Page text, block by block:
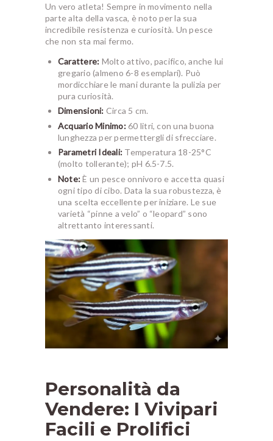
Un vero atleta! Sempre in movimento nella
parte alta della vasca, è noto per la sua
incredibile resistenza e curiosità. Un pesce
che non sta mai fermo.
Carattere: Molto attivo, pacifico, anche lui
gregario (almeno 6-8 esemplari). Può
mordicchiare le mani durante la pulizia per
pura curiosità.
Dimensioni: Circa 5 cm.
Acquario Minimo:60 litri, con una buona
lunghezza per permettergli di sfrecciare.
Parametri Ideali: Temperatura 18-25°C
(molto tollerante); pH 6.5-7.5.
Note:È un pesce onnivoro e accetta quasi
ogni tipo di cibo. Data la sua robustezza, è
una scelta eccellente per iniziare. Le sue
varietà “pinne a velo” o “leopard” sono
altrettanto interessanti.
Personalità da
Vendere: I Vivipari
Facili e Prolifici